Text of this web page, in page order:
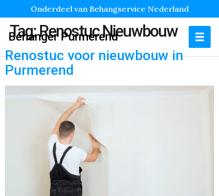
Onderdeel van Behangservice Nederland
Behanger Purmerend
Tag:Renostuc Nieuwbouw
Renostuc voor nieuwbouw in
Purmerend